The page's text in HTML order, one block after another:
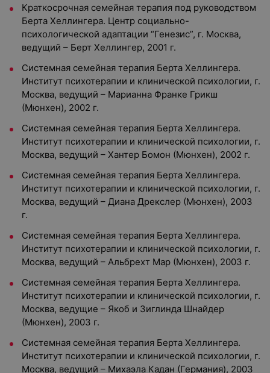
Краткосрочная семейная терапия под руководством
Берта Хеллингера. Центр социально-
психологической адаптации “Генезис”, г. Москва,
ведущий – Берт Хеллингер, 2001 г.
Системная семейная терапия Берта Хеллингера.
Институт психотерапии и клинической психологии, г.
Москва, ведущий – Марианна Франке Грикш
(Мюнхен), 2002 г.
Системная семейная терапия Берта Хеллингера.
Институт психотерапии и клинической психологии, г.
Москва, ведущий – Хантер Бомон (Мюнхен), 2002 г.
Системная семейная терапия Берта Хеллингера.
Институт психотерапии и клинической психологии, г.
Москва, ведущий – Диана Дрекслер (Мюнхен), 2003
г.
Системная семейная терапия Берта Хеллингера.
Институт психотерапии и клинической психологии, г.
Москва, ведущий – Альбрехт Мар (Мюнхен), 2003 г.
Системная семейная терапия Берта Хеллингера.
Институт психотерапии и клинической психологии, г.
Москва, ведущие – Якоб и Зиглинда Шнайдер
(Мюнхен), 2003 г.
Системная семейная терапия Берта Хеллингера.
Институт психотерапии и клинической психологии, г.
Москва, ведущий – Михаэла Кадан (Германия), 2003